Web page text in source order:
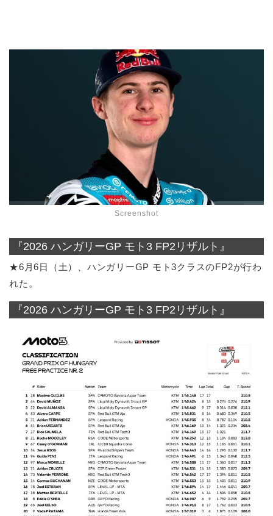
Screenshot
『2026 ハンガリーGP モト3 FP2リザルト』
★6月6日（土）、ハンガリーGP モト3クラスのFP2が行わ
れた。
『2026 ハンガリーGP モト3 FP2リザルト』